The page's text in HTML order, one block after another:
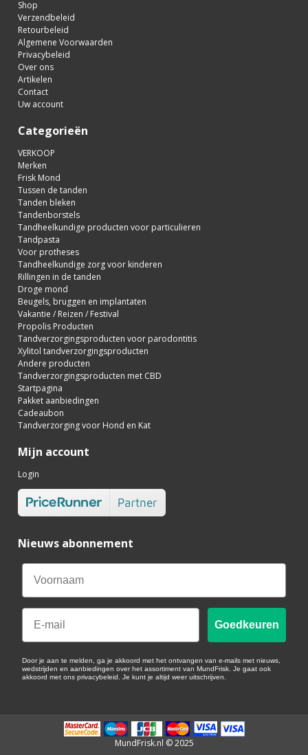
Shop
Verzendbeleid
Retourbeleid
Algemene Voorwaarden
Privacybeleid
Over ons
Artikelen
Contact
Uw account
Categorieën
VERKOOP
Merken
Frisk Mond
Tussen de tanden
Tanden bleken
Tandenborstels
Tandheelkundige producten voor particulieren
Tandpasta
Voor protheses
Tandheelkundige zorg voor kinderen
Rillingen in de tanden
Droge mond
Beugels, bruggen en implantaten
Vakantie / Reizen / Festival
Propolis Producten
Tandverzorgingsproducten voor parodontitis
Xylitol tandverzorgingsproducten
Andere producten
Tandverzorgingsproducten met CBD
Startpagina
Pakket aanbiedingen
Cadeaubon
Tandverzorging voor Hond en Kat
Mijn account
Login
Nieuws abonnement
Email
Goedkeuren
Door je aan te melden, ga je akkoord met het ontvangen van e-mails met nieuws,
wedstrijden en aanbiedingen over het assortiment van MundFrisk. Je gaat ook
akkoord met ons privacybeleid. Je kunt je altijd weer uitschrijven.
MundFrisk.nl © 2025